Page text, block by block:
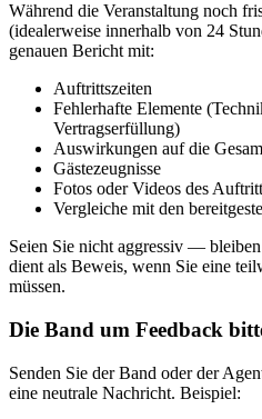
Während die Veranstaltung noch
(idealerweise innerhalb von 24
genauen Bericht mit:
Auftrittszeiten
Fehlerhafte Elemente
Vertragserfüllung)
Auswirkungen auf die
Gästezeugnisse
Fotos oder Videos des
Vergleiche mit den
Seien Sie nicht aggressiv —
dient als Beweis, wenn Sie eine
müssen.
Die Band um Feedback
Senden Sie der Band oder der
eine neutrale Nachricht. Beispiel: